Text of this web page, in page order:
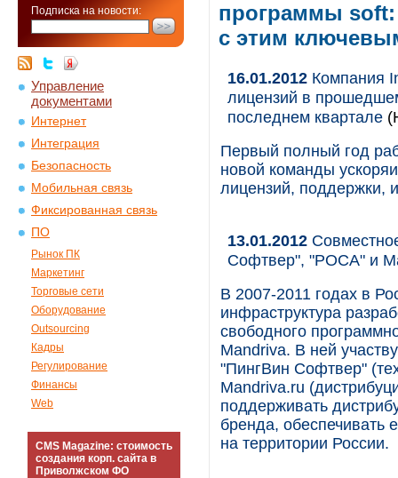
Подписка на новости:
Управление
документами
Интернет
Интеграция
Безопасность
Мобильная связь
Фиксированная связь
ПО
Рынок ПК
Маркетинг
Торговые сети
Оборудование
Outsourcing
Кадры
Регулирование
Финансы
Web
CMS Magazine: стоимость
создания корп. сайта в
Приволжском ФО
программы
с этим
16.01.2012 Компания
лицензий в
последнем квартале
Первый полный год
новой команды
лицензий, поддержки,
13.01.2012
Софтвер", "РОСА" и
В 2007-2011 годах в
инфраструктура
свободного
Mandriva. В ней
"ПингВин Софтвер"
Mandriva.ru
поддерживать
бренда, обеспечивать
на территории России.